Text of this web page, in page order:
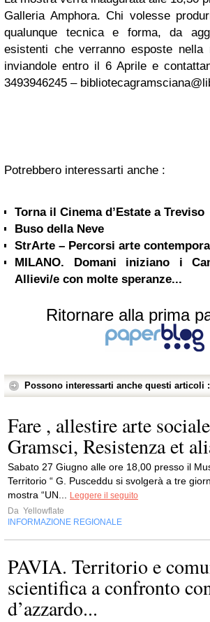
Galleria Amphora. Chi volesse
qualunque tecnica e forma, da
esistenti che verranno esposte nella
inviandole entro il 6 Aprile e
3493946245 –
Potrebbero interessarti anche :
Torna il Cinema d’Estate a Treviso
Buso della Neve
StrArte – Percorsi arte
MILANO. Domani iniziano i
Allievi/e con molte speranze...
Ritornare alla prima
Possono interessarti anche questi articoli :
Fare , allestire arte
Gramsci, Resistenza et
Sabato 27 Giugno alle ore 18,00 presso il
Territorio “ G. Pusceddu si svolgerà a tre
mostra “UN...
Leggere il seguito
Da Yellowflate
INFORMAZIONE REGIONALE
PAVIA. Territorio e
scientifica a confronto
d’azzardo...